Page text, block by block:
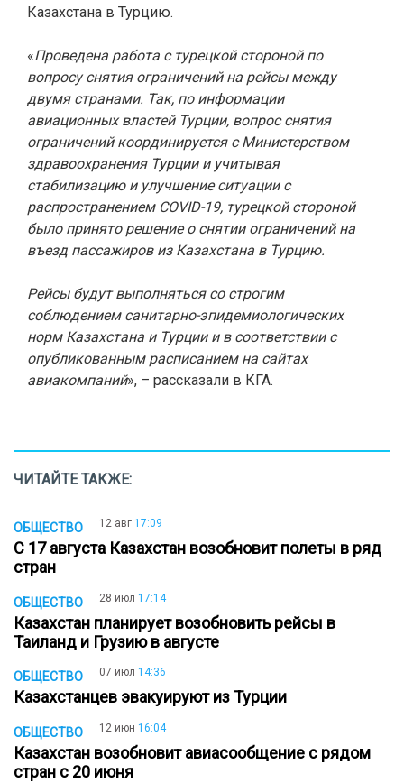
Казахстана в Турцию.
«Проведена работа с турецкой стороной по
вопросу снятия ограничений на рейсы между
двумя странами. Так, по информации
авиационных властей Турции, вопрос снятия
ограничений координируется с Министерством
здравоохранения Турции и учитывая
стабилизацию и улучшение ситуации с
распространением COVID-19, турецкой стороной
было принято решение о снятии ограничений на
въезд пассажиров из Казахстана в Турцию.
Рейсы будут выполняться со строгим
соблюдением санитарно-эпидемиологических
норм Казахстана и Турции и в соответствии с
опубликованным расписанием на сайтах
авиакомпаний», – рассказали в КГА.
ЧИТАЙТЕ ТАКЖЕ:
ОБЩЕСТВО 12 авг 17:09
С 17 августа Казахстан возобновит полеты в ряд
стран
ОБЩЕСТВО 28 июл 17:14
Казахстан планирует возобновить рейсы в
Таиланд и Грузию в августе
ОБЩЕСТВО 07 июл 14:36
Казахстанцев эвакуируют из Турции
ОБЩЕСТВО 12 июн 16:04
Казахстан возобновит авиасообщение с рядом
стран с 20 июня